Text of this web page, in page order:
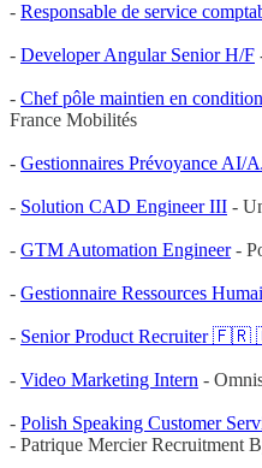
- Responsable de service
- Developer Angular Senior H/F
- Chef pôle maintien en
France Mobilités
- Gestionnaires Prévoyance AI/
- Solution CAD Engineer III -
- GTM Automation Engineer-
- Gestionnaire Ressources
- Senior Product Recruiter
- Video Marketing Intern -
- Polish Speaking Customer
- Patrique Mercier Recruitment